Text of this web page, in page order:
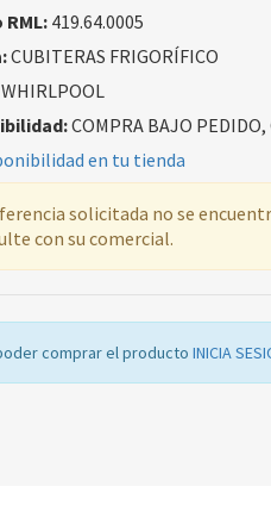
419.64.0005
CUBITERAS FRIGORÍFICO
COMPRA BAJO PEDIDO,
en tu tienda
solicitada no se
con su comercial.
comprar el producto INICIA